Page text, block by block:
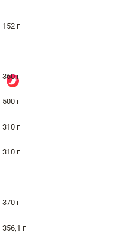
152 г
360 г
500 г
310 г
310 г
370 г
356,1 г